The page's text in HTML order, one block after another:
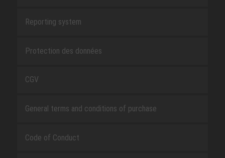
Reporting system
Protection des données
CGV
General terms and conditions of purchase
Code of Conduct